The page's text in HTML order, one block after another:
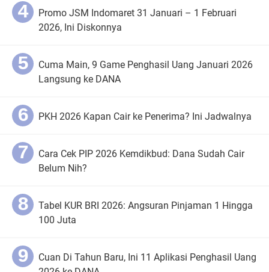
Promo JSM Indomaret 31 Januari – 1 Februari
2026, Ini Diskonnya
Cuma Main, 9 Game Penghasil Uang Januari 2026
Langsung ke DANA
PKH 2026 Kapan Cair ke Penerima? Ini Jadwalnya
Cara Cek PIP 2026 Kemdikbud: Dana Sudah Cair
Belum Nih?
Tabel KUR BRI 2026: Angsuran Pinjaman 1 Hingga
100 Juta
Cuan Di Tahun Baru, Ini 11 Aplikasi Penghasil Uang